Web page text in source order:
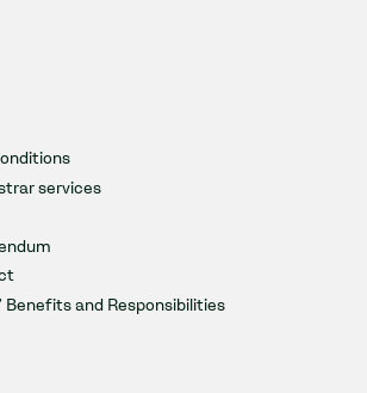
services
and Responsibilities